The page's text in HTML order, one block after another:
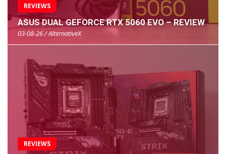
REVIEWS
ASUS DUAL GEFORCE RTX 5060 EVO – REVIEW
03-08-26 / AlternativeX
REVIEWS